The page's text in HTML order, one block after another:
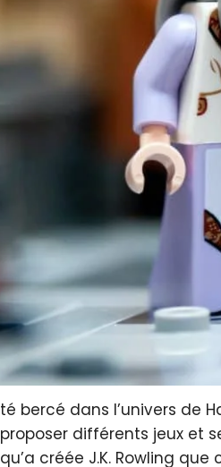
bercé dans l’univers de
différents jeux et
créée J.K. Rowling